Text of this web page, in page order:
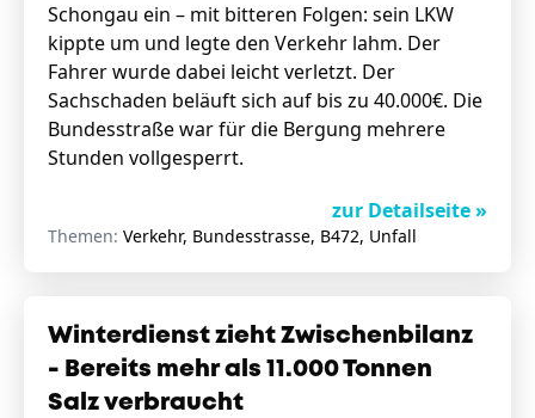
Fotobox
Amphibienschutz
Programm
Service
Nachgehört
Newsletter
Handwerker
Schongau ein – mit bitteren Folgen: sein LKW
kippte um und legte den Verkehr lahm. Der
Fahrer wurde dabei leicht verletzt. Der
Sachschaden beläuft sich auf bis zu 40.000€. Die
Bundesstraße war für die Bergung mehrere
Stunden vollgesperrt.
zur Detailseite »
Themen: Verkehr, Bundesstrasse, B472, Unfall
Winterdienst zieht Zwischenbilanz
- Bereits mehr als 11.000 Tonnen
Salz verbraucht